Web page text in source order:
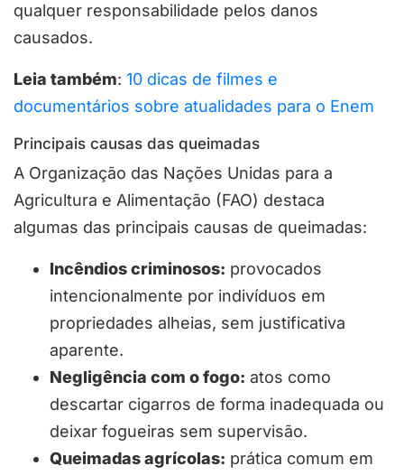
qualquer responsabilidade pelos danos
causados.
Leia também: 10 dicas de filmes e
documentários sobre atualidades para o Enem
Principais causas das queimadas
A Organização das Nações Unidas para a
Agricultura e Alimentação (FAO) destaca
algumas das principais causas de queimadas:
Incêndios criminosos: provocados
intencionalmente por indivíduos em
propriedades alheias, sem justificativa
aparente.
Negligência com o fogo: atos como
descartar cigarros de forma inadequada ou
deixar fogueiras sem supervisão.
Queimadas agrícolas: prática comum em